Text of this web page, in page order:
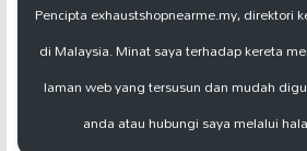
Pencipta exhaustshopnearme.my, direktori
di Malaysia. Minat saya terhadap kereta
laman web yang tersusun dan mudah
anda atau hubungi saya melalui